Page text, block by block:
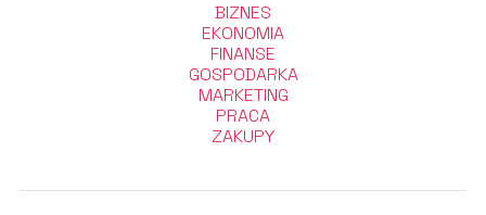
BIZNES
EKONOMIA
FINANSE
GOSPODARKA
MARKETING
PRACA
ZAKUPY